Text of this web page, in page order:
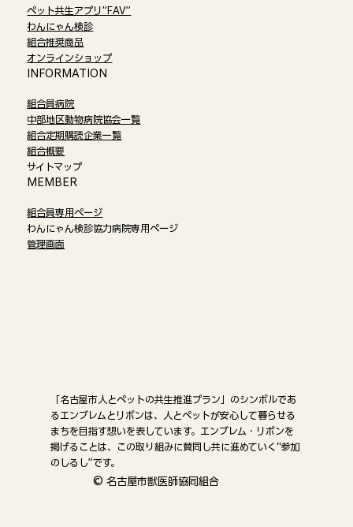
ペット共生アプリ”FAV”
わんにゃん検診
組合推奨商品
オンラインショップ​
​INFORMATION
組合員病院
中部地区動物病院協会一覧
組合定期購読企業一覧
組合概要
サイトマップ
​MEMBER
組合員専用ページ
わんにゃん検診協力病院専用ページ
管理画面
「名古屋市人とペットの共生推進プラン」のシンボルであ
るエンブレムとリボンは、人とペットが安心して暮らせる
まちを目指す想いを表しています。エンブレム・リボンを
掲げることは、この取り組みに賛同し共に進めていく“参加
のしるし”です。
©名古屋市獣医師協同組合